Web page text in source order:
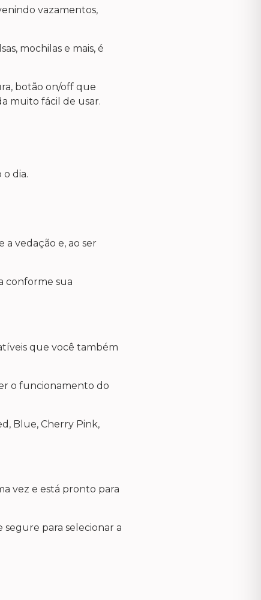
vazamentos,
mochilas e mais, é
botão on/off que
muito fácil de usar.
dia.
vedação e, ao ser
conforme sua
que você também
o funcionamento do
Blue, Cherry Pink,
vez e está pronto para
segure para selecionar a